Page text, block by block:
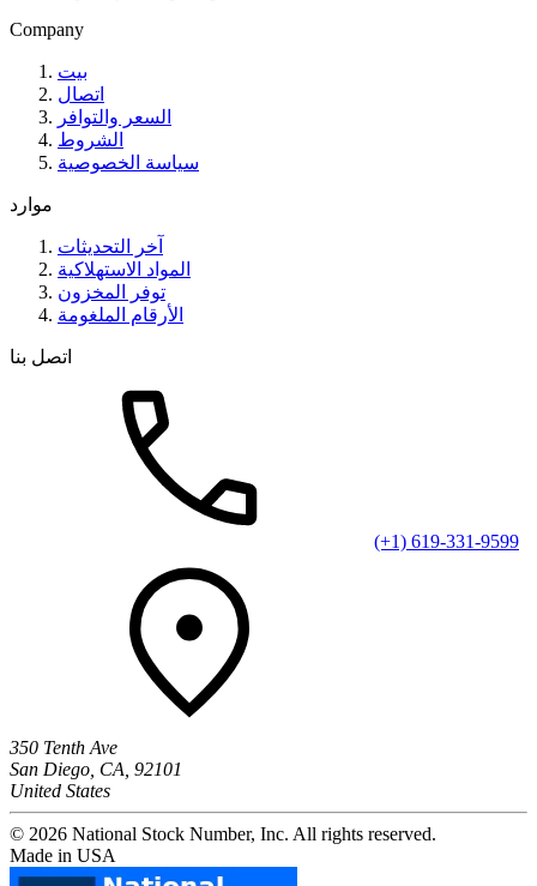
Company
بيت
اتصال
السعر والتوافر
الشروط
سياسة الخصوصية
موارد
آخر التحديثات
المواد الاستهلاكية
توفر المخزون
الأرقام الملغومة
اتصل بنا
(+1) 619-331-9599
350 Tenth Ave
San Diego, CA, 92101
United States
© 2026 National Stock Number, Inc. All rights reserved.
Made in USA